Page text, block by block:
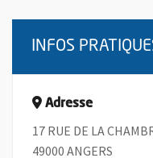
INFOS
Adresse
17 RUE DE LA
49000 ANGERS